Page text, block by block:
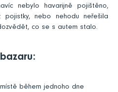
nebylo havarijně pojištěno,
nebo nehodu neřešila
co se s autem stalo.
během jednoho dne